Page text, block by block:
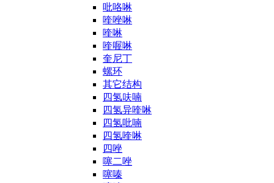
吡咯啉
喹唑啉
喹啉
喹喔啉
奎尼丁
螺环
其它结构
四氢呋喃
四氢异喹啉
四氢吡喃
四氢喹啉
四唑
噻二唑
噻嗪